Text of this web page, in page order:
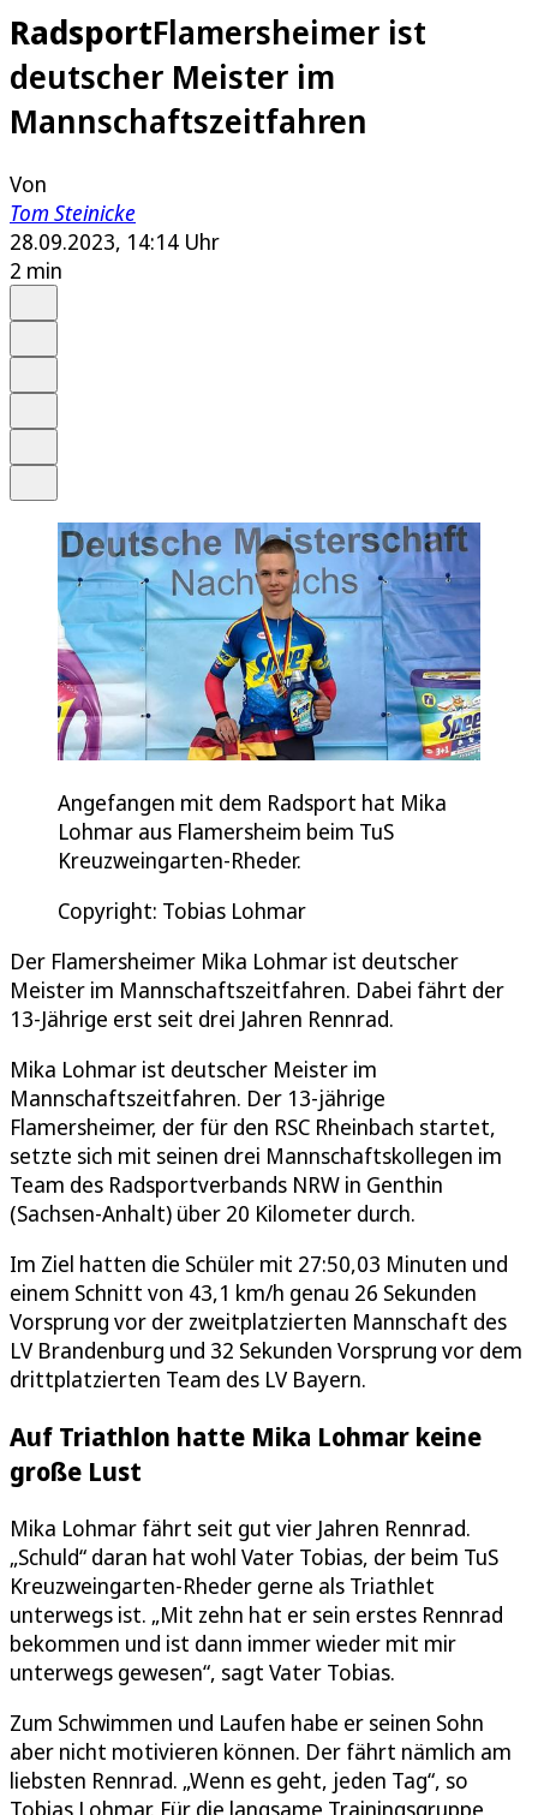
RadsportFlamersheimer ist
deutscher Meister im
Mannschaftszeitfahren
Von
Tom Steinicke
28.09.2023, 14:14 Uhr
2 min
Angefangen mit dem Radsport hat Mika
Lohmar aus Flamersheim beim TuS
Kreuzweingarten-Rheder.
Copyright: Tobias Lohmar
Der Flamersheimer Mika Lohmar ist deutscher
Meister im Mannschaftszeitfahren. Dabei fährt der
13-Jährige erst seit drei Jahren Rennrad.
Mika Lohmar ist deutscher Meister im
Mannschaftszeitfahren. Der 13-jährige
Flamersheimer, der für den RSC Rheinbach startet,
setzte sich mit seinen drei Mannschaftskollegen im
Team des Radsportverbands NRW in Genthin
(Sachsen-Anhalt) über 20 Kilometer durch.
Im Ziel hatten die Schüler mit 27:50,03 Minuten und
einem Schnitt von 43,1 km/h genau 26 Sekunden
Vorsprung vor der zweitplatzierten Mannschaft des
LV Brandenburg und 32 Sekunden Vorsprung vor dem
drittplatzierten Team des LV Bayern.
Auf Triathlon hatte Mika Lohmar keine
große Lust
Mika Lohmar fährt seit gut vier Jahren Rennrad.
„Schuld“ daran hat wohl Vater Tobias, der beim TuS
Kreuzweingarten-Rheder gerne als Triathlet
unterwegs ist. „Mit zehn hat er sein erstes Rennrad
bekommen und ist dann immer wieder mit mir
unterwegs gewesen“, sagt Vater Tobias.
Zum Schwimmen und Laufen habe er seinen Sohn
aber nicht motivieren können. Der fährt nämlich am
liebsten Rennrad. „Wenn es geht, jeden Tag“, so